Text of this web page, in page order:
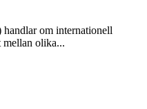
om internationell
mellan olika...